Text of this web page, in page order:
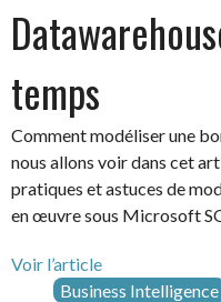
temps
Comment modéliser une
nous allons voir dans cet
pratiques et astuces de
en œuvre sous Microsoft
Voir l’article
Business Intelligence